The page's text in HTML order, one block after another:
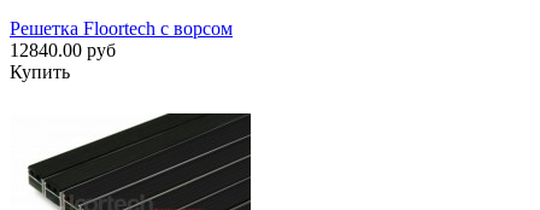
Решетка Floortech с ворсом
12840.00 руб
Купить